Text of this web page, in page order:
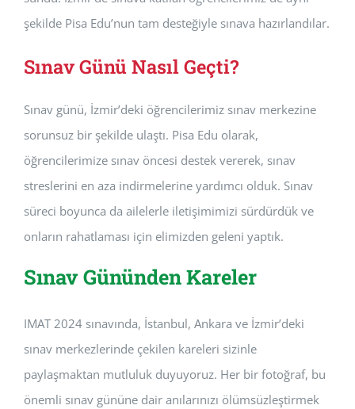
şekilde Pisa Edu’nun tam desteğiyle sınava hazırlandılar.
Sınav Günü Nasıl Geçti?
Sınav günü, İzmir’deki öğrencilerimiz sınav merkezine
sorunsuz bir şekilde ulaştı. Pisa Edu olarak,
öğrencilerimize sınav öncesi destek vererek, sınav
streslerini en aza indirmelerine yardımcı olduk. Sınav
süreci boyunca da ailelerle iletişimimizi sürdürdük ve
onların rahatlaması için elimizden geleni yaptık.
Sınav Gününden Kareler
IMAT 2024 sınavında, İstanbul, Ankara ve İzmir’deki
sınav merkezlerinde çekilen kareleri sizinle
paylaşmaktan mutluluk duyuyoruz. Her bir fotoğraf, bu
önemli sınav gününe dair anılarınızı ölümsüzleştirmek